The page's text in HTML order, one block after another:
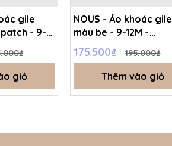
gile
- 9-
giỏ
NOUS - Áo khoác gile
màu be - 9-12M -
175.500₫ 195.000₫
Thêm vào giỏ